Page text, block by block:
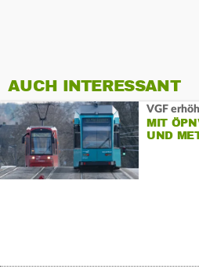
AUCH INTERESSANT
VGF
MIT
UND